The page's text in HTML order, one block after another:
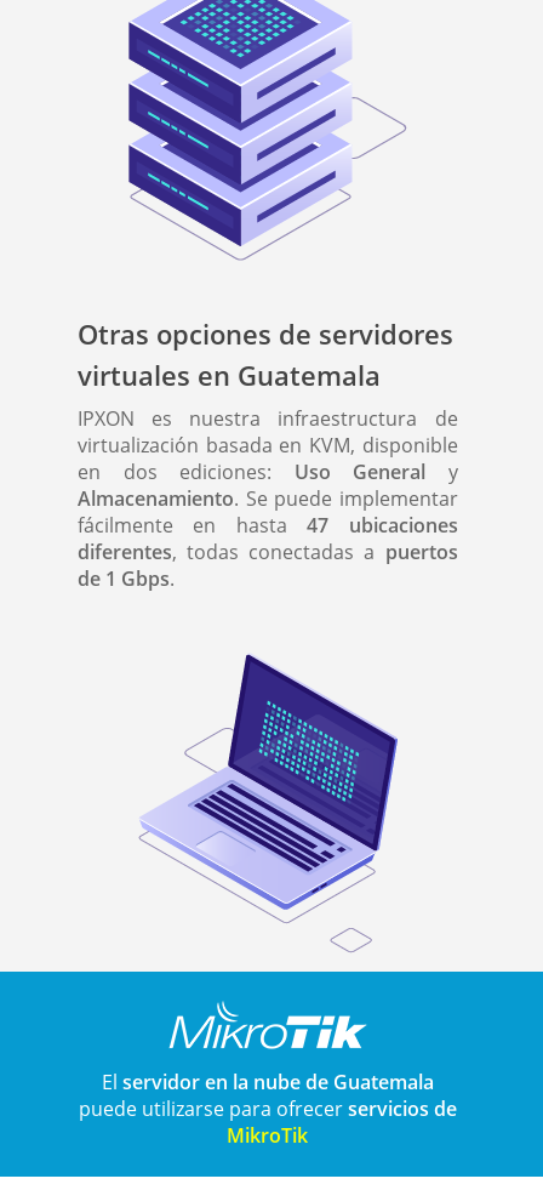
Otras opciones de servidores
virtuales en Guatemala
IPXON es nuestra infraestructura de
virtualización basada en KVM, disponible
en dos ediciones: Uso General y
Almacenamiento. Se puede implementar
fácilmente en hasta47 ubicaciones
diferentes, todas conectadas a puertos
de 1 Gbps.
El servidor en la nube de Guatemala
puede utilizarse para ofrecerservicios de
MikroTik